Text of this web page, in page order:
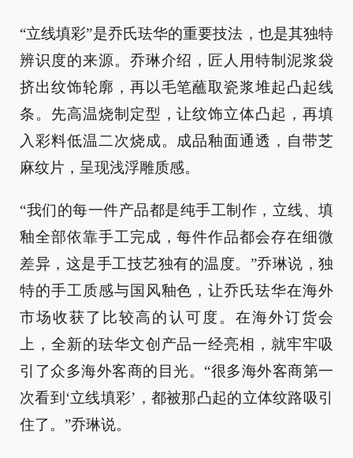
“立线填彩”是乔氏珐华的重要技法，也是其独特
辨识度的来源。乔琳介绍，匠人用特制泥浆袋
挤出纹饰轮廓，再以毛笔蘸取瓷浆堆起凸起线
条。先高温烧制定型，让纹饰立体凸起，再填
入彩料低温二次烧成。成品釉面通透，自带芝
麻纹片，呈现浅浮雕质感。
“我们的每一件产品都是纯手工制作，立线、填
釉全部依靠手工完成，每件作品都会存在细微
差异，这是手工技艺独有的温度。”乔琳说，独
特的手工质感与国风釉色，让乔氏珐华在海外
市场收获了比较高的认可度。在海外订货会
上，全新的珐华文创产品一经亮相，就牢牢吸
引了众多海外客商的目光。“很多海外客商第一
次看到‘立线填彩’，都被那凸起的立体纹路吸引
住了。”乔琳说。